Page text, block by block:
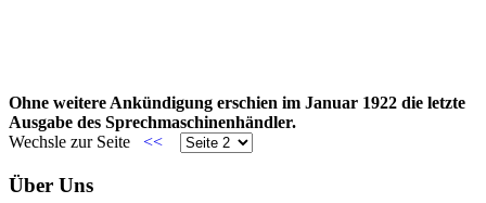
Ohne weitere Ankündigung erschien im Januar 1922 die letzte
Ausgabe des Sprechmaschinenhändler.
Wechsle zur Seite
<<
Über Uns